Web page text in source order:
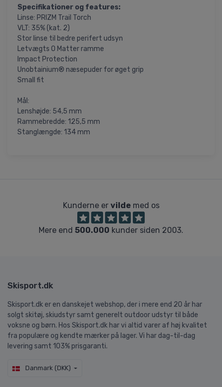
Specifikationer og features:
Linse: PRIZM Trail Torch
VLT: 35% (kat. 2)
Stor linse til bedre perifert udsyn
Letvægts O Matter ramme
Impact Protection
Unobtainium® næsepuder for øget grip
Small fit
Mål:
Lenshøjde: 54,5 mm
Rammebredde: 125,5 mm
Stanglængde: 134 mm
Kunderne er vildemed os
Mere end 500.000 kunder siden 2003.
Skisport.dk
Skisport.dk er en danskejet webshop, der i mere end 20 år har
solgt skitøj, skiudstyr samt generelt outdoor udstyr til både
voksne og børn. Hos Skisport.dk har vi altid varer af høj kvalitet
fra populære og kendte mærker på lager. Vi har dag-til-dag
levering samt 103% prisgaranti.
Danmark (DKK)